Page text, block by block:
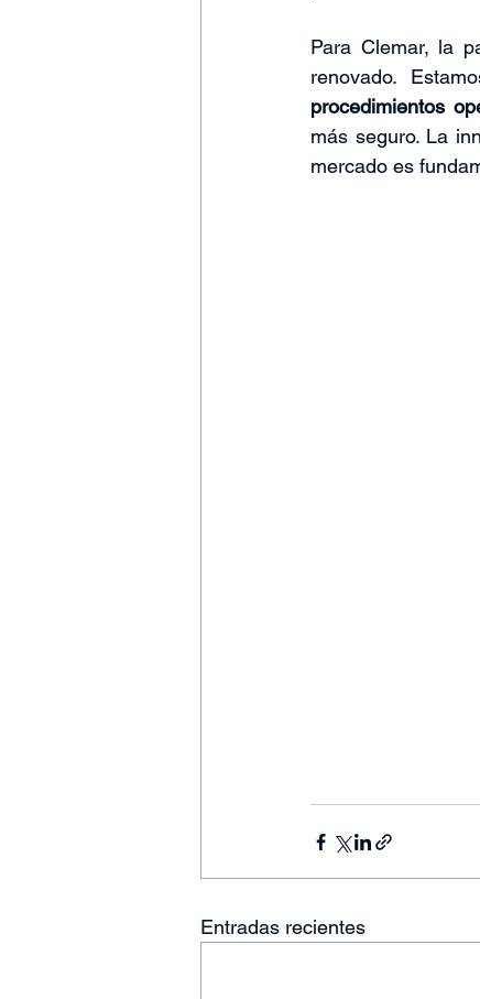
Para Clemar, la
renovado.
procedimientos
más seguro. La
mercado es
Entradas recientes